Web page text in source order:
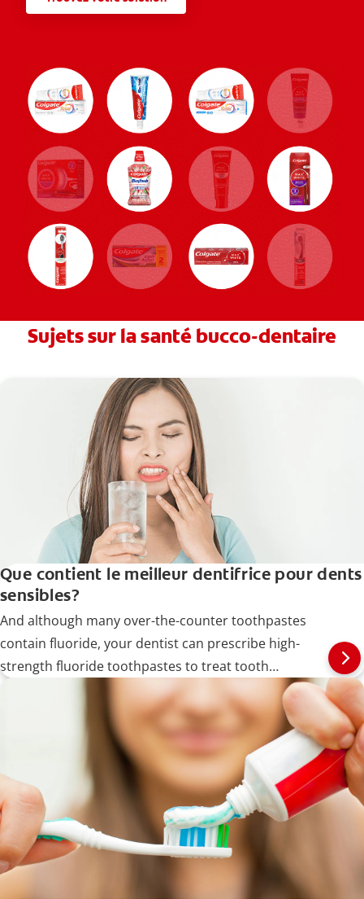
Sujets sur la santé bucco-dentaire
Que contient le meilleur dentifrice pour dents
sensibles?
And although many over-the-counter toothpastes
contain fluoride, your dentist can prescribe high-
strength fluoride toothpastes to treat tooth